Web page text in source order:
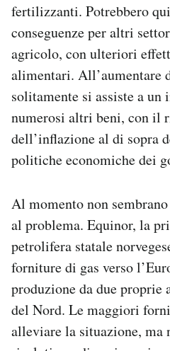
fertilizzanti. Potrebbero
conseguenze per altri
agricolo, con ulteriori
alimentari. All’aumentare
solitamente si assiste a
numerosi altri beni, con il
dell’inflazione al di sopra
politiche economiche dei
Al momento non
al problema. Equinor, la
petrolifera statale
forniture di gas verso
produzione da due proprie
del Nord. Le maggiori
alleviare la situazione, ma